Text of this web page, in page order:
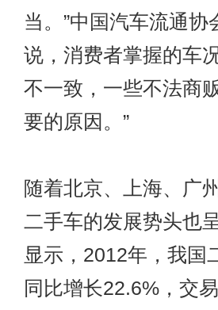
当。”中国汽车流通
说，消费者掌握的车
不一致，一些不法商
要的原因。”
随着北京、上海、广
二手车的发展势头也
显示，2012年，我国
同比增长22.6%，交